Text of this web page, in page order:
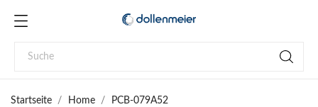
Startseite Home PCB-079A52